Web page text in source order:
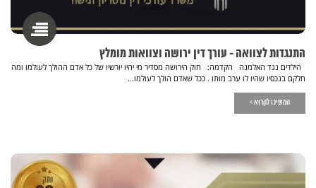
התנגדות לצוואה - עורך דין ירושה וצוואות מומלץ
הילדים נגד האלמנה הקדמה: חוק הירושה מסדיר מי יהיו יורשיו של כל אדם ההולך לעולמו ומה
חלקם בנכסיו שהיו לו ערב מותו . ככל שאדם הולך לעולמו...
המשיכו לקרוא >